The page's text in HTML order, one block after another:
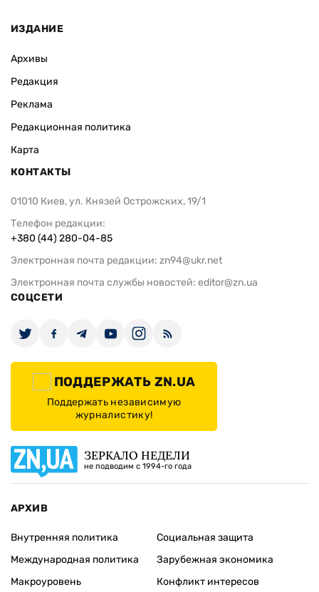
ИЗДАНИЕ
Архивы
Редакция
Реклама
Редакционная политика
Карта
КОНТАКТЫ
01010 Киев, ул. Князей Острожских, 19/1
Телефон редакции:
+380 (44) 280-04-85
Электронная почта редакции: zn94@ukr.net
Электронная почта службы новостей: editor@zn.ua
СОЦСЕТИ
ПОДДЕРЖАТЬ ZN.UA
Поддержать независимую
журналистику!
ЗЕРКАЛО НЕДЕЛИ
не подводим с 1994-го года
АРХИВ
Внутренняя политика
Международная политика
Макроуровень
Социальная защита
Зарубежная экономика
Конфликт интересов